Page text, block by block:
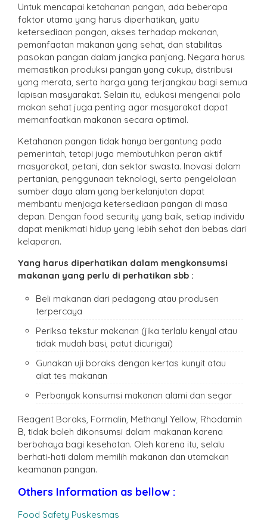
Untuk mencapai ketahanan pangan, ada beberapa
faktor utama yang harus diperhatikan, yaitu
ketersediaan pangan, akses terhadap makanan,
pemanfaatan makanan yang sehat, dan stabilitas
pasokan pangan dalam jangka panjang. Negara harus
memastikan produksi pangan yang cukup, distribusi
yang merata, serta harga yang terjangkau bagi semua
lapisan masyarakat. Selain itu, edukasi mengenai pola
makan sehat juga penting agar masyarakat dapat
memanfaatkan makanan secara optimal.
Ketahanan pangan tidak hanya bergantung pada
pemerintah, tetapi juga membutuhkan peran aktif
masyarakat, petani, dan sektor swasta. Inovasi dalam
pertanian, penggunaan teknologi, serta pengelolaan
sumber daya alam yang berkelanjutan dapat
membantu menjaga ketersediaan pangan di masa
depan. Dengan food security yang baik, setiap individu
dapat menikmati hidup yang lebih sehat dan bebas dari
kelaparan.
Yang harus diperhatikan dalam mengkonsumsi
makanan yang perlu di perhatikan sbb :
Beli makanan dari pedagang atau produsen
terpercaya
Periksa tekstur makanan (jika terlalu kenyal atau
tidak mudah basi, patut dicurigai)
Gunakan uji boraks dengan kertas kunyit atau
alat tes makanan
Perbanyak konsumsi makanan alami dan segar
Reagent Boraks, Formalin, Methanyl Yellow, Rhodamin
B, tidak boleh dikonsumsi dalam makanan karena
berbahaya bagi kesehatan. Oleh karena itu, selalu
berhati-hati dalam memilih makanan dan utamakan
keamanan pangan.
Others Information as bellow :
Food Safety Puskesmas